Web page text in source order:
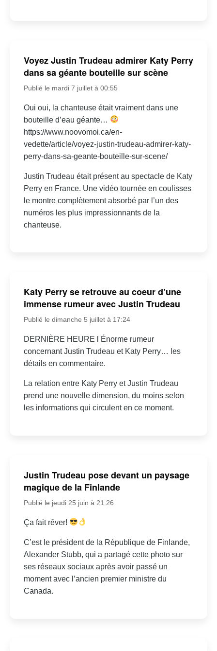
Voyez Justin Trudeau admirer Katy Perry
dans sa géante bouteille sur scène
Publié le mardi 7 juillet à 00:55
Oui oui, la chanteuse était vraiment dans une
bouteille d’eau géante…
https://www.noovomoi.ca/en-
vedette/article/voyez-justin-trudeau-admirer-katy-
perry-dans-sa-geante-bouteille-sur-scene/
Justin Trudeau était présent au spectacle de Katy
Perry en France. Une vidéo tournée en coulisses
le montre complètement absorbé par l’un des
numéros les plus impressionnants de la
chanteuse.
Katy Perry se retrouve au coeur d’une
immense rumeur avec Justin Trudeau
Publié le dimanche 5 juillet à 17:24
DERNIÈRE HEURE l Énorme rumeur
concernant Justin Trudeau et Katy Perry… les
détails en commentaire.
La relation entre Katy Perry et Justin Trudeau
prend une nouvelle dimension, du moins selon
les informations qui circulent en ce moment.
Justin Trudeau pose devant un paysage
magique de la Finlande
Publié le jeudi 25 juin à 21:26
Ça fait rêver!
C’est le président de la République de Finlande,
Alexander Stubb, qui a partagé cette photo sur
ses réseaux sociaux après avoir passé un
moment avec l’ancien premier ministre du
Canada.